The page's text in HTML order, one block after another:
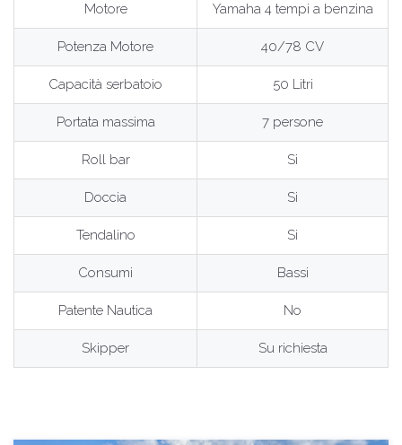
Motore Yamaha 4 tempi a benzina
Potenza Motore 40/78 CV
Capacità serbatoio 50 Litri
Portata massima 7 persone
Roll bar Si
Doccia Si
Tendalino Si
Consumi Bassi
Patente Nautica No
Skipper Su richiesta